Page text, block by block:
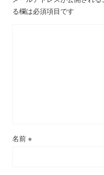
る欄は必須項目です
名前 ※